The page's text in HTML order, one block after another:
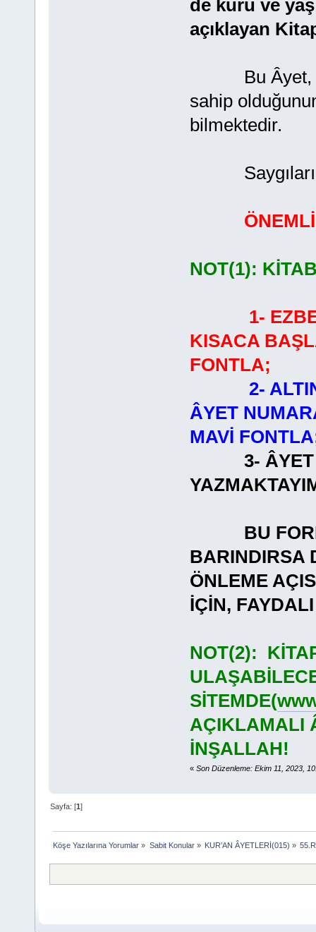
de kuru ve
açıklayan
Bu Âyet,
sahip
bilmektedir.
NOT(1):
1-
KISACA
FONTLA;
2-
ÂYET
MAVİ
3-
BU
BARINDIRSA
ÖNLEME
İÇİN,
NOT(2):
SİTEMDE(
AÇIKLAMALI
İNŞALLAH!
« Son Düzenleme: Ekim 11, 2023,
Sayfa: [1]
Köşe Yazılarına Yorumlar » Sabit Konular» KUR’AN ÂYETLERİ(015) »